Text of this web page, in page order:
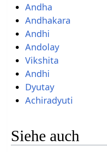
Andha
Andhakara
Andhi
Andolay
Vikshita
Andhi
Dyutay
Achiradyuti
Siehe auch